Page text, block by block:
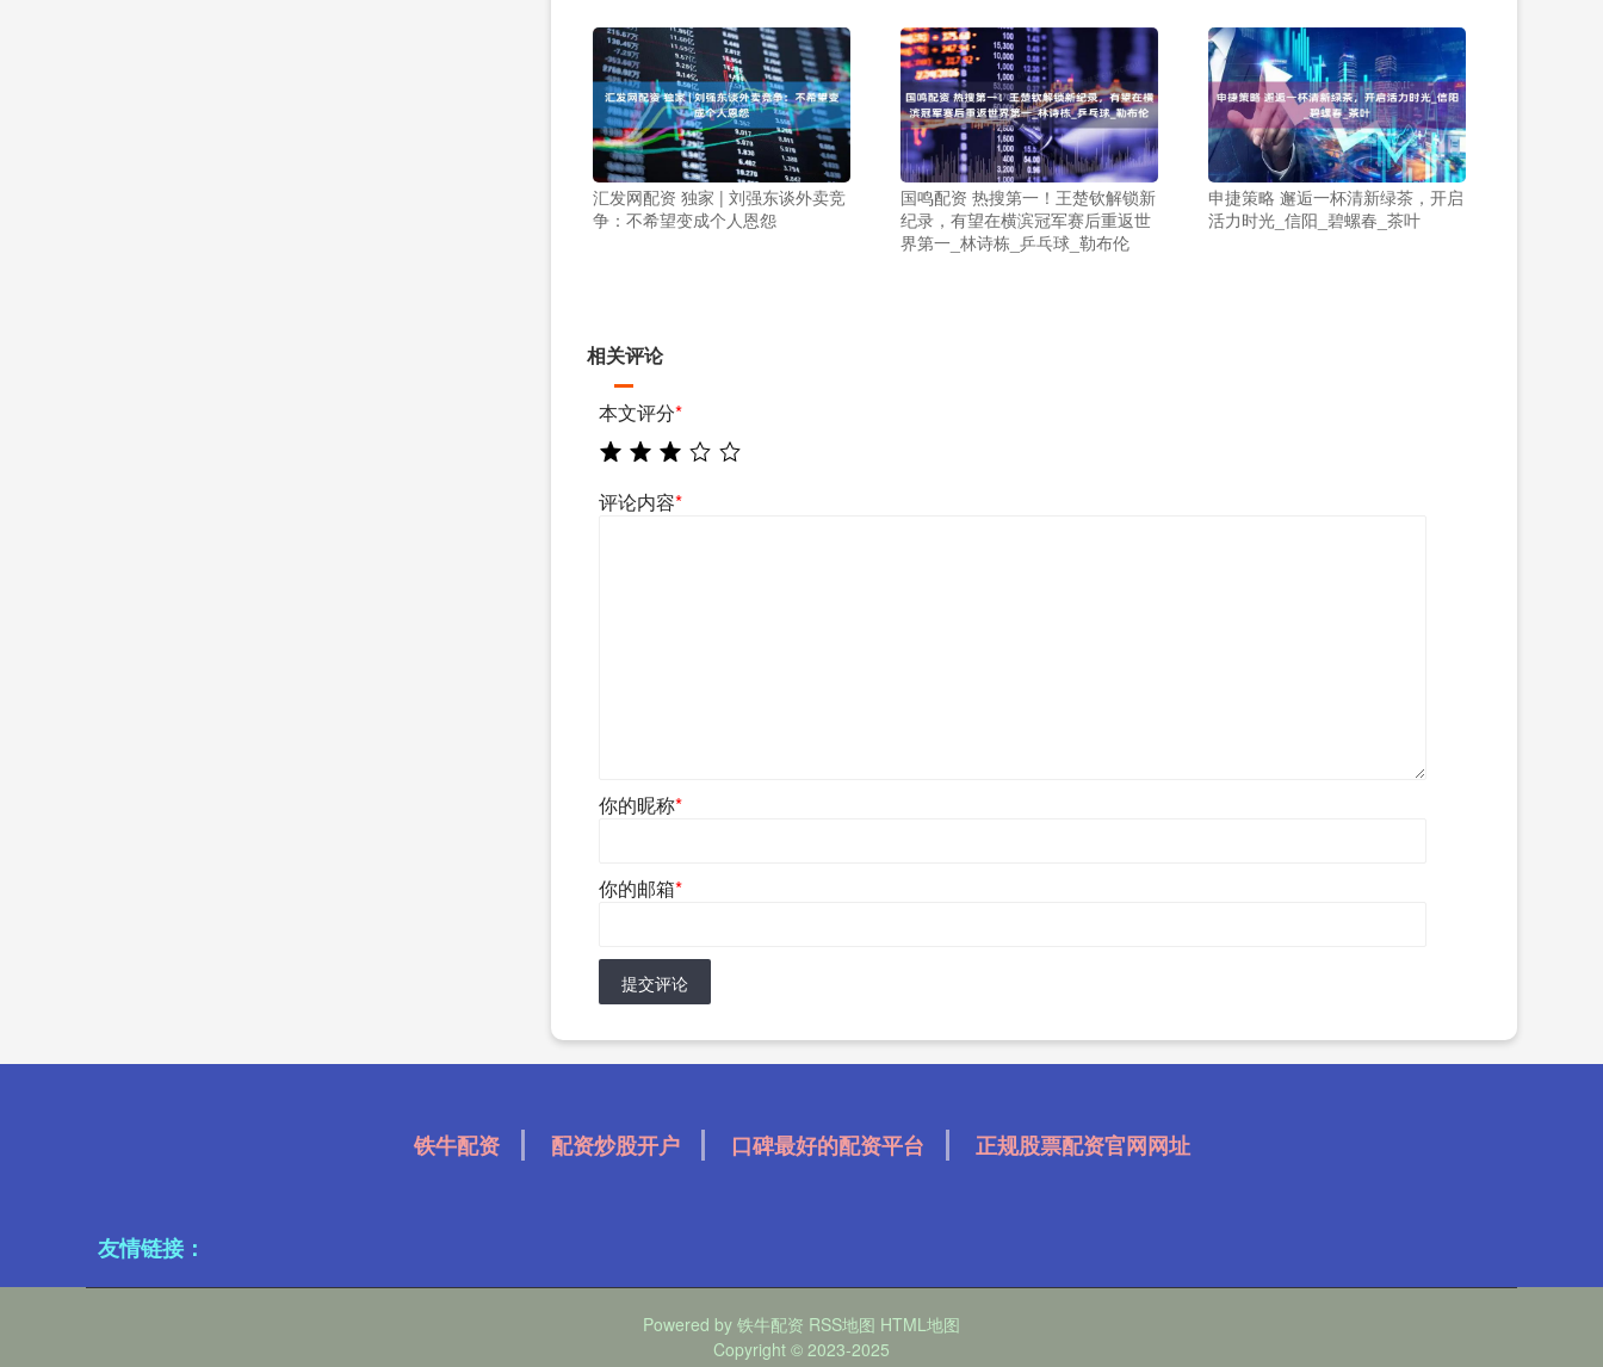
汇发网配资 独家 | 刘强东谈外卖竞
争：不希望变成个人恩怨
国鸣配资 热搜第一！王楚钦解锁新
纪录，有望在横滨冠军赛后重返世
界第一_林诗栋_乒乓球_勒布伦
申捷策略 邂逅一杯清新绿茶，开启
活力时光_信阳_碧螺春_茶叶
相关评论
本文评分*
评论内容*
你的昵称*
你的邮箱*
提交评论
铁牛配资 配资炒股开户 口碑最好的配资平台 正规股票配资官网网址
友情链接：
Powered by 铁牛配资 RSS地图 HTML地图
Copyright © 2023-2025